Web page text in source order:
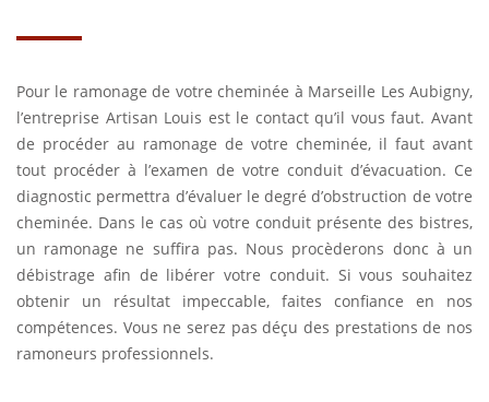
Pour le ramonage de votre cheminée à Marseille Les Aubigny,
l’entreprise Artisan Louis est le contact qu’il vous faut. Avant
de procéder au ramonage de votre cheminée, il faut avant
tout procéder à l’examen de votre conduit d’évacuation. Ce
diagnostic permettra d’évaluer le degré d’obstruction de votre
cheminée. Dans le cas où votre conduit présente des bistres,
un ramonage ne suffira pas. Nous procèderons donc à un
débistrage afin de libérer votre conduit. Si vous souhaitez
obtenir un résultat impeccable, faites confiance en nos
compétences. Vous ne serez pas déçu des prestations de nos
ramoneurs professionnels.